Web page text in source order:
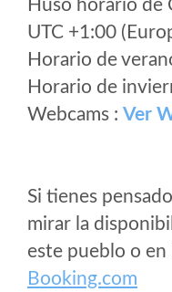
Huso horario de
UTC +1:00
Horario de
Horario de
Webcams : Ver
Si tienes
mirar la
este pueblo o en
Booking.com